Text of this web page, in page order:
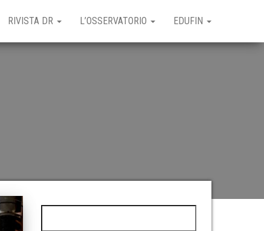
RIVISTA DR L’OSSERVATORIO EDUFIN